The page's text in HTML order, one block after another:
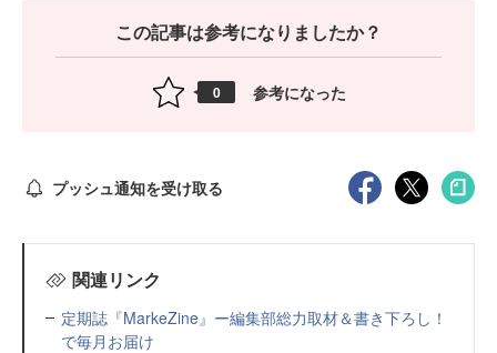
この記事は参考になりましたか？
0 参考になった
プッシュ通知を受け取る
関連リンク
定期誌『MarkeZine』ー編集部総力取材＆書き下ろし！
で毎月お届け